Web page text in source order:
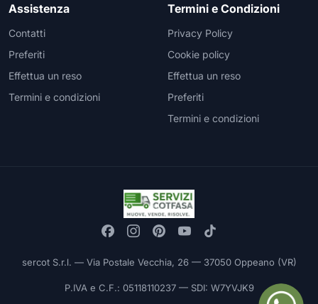
Assistenza
Contatti
Preferiti
Effettua un reso
Termini e condizioni
Termini e Condizioni
Privacy Policy
Cookie policy
Effettua un reso
Preferiti
Termini e condizioni
sercot S.r.l. — Via Postale Vecchia, 26 — 37050 Oppeano (VR)
P.IVA e C.F.: 05118110237 — SDI: W7YVJK9